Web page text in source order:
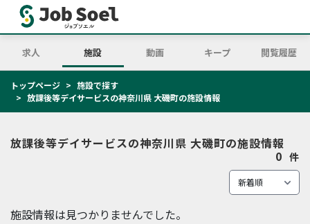
求人 施設 動画 キープ 閲覧履歴
トップページ
施設で探す
放課後等デイサービスの神奈川県 大磯町の施設情報
放課後等デイサービスの神奈川県 大磯町の施設情報
0 件
施設情報は見つかりませんでした。